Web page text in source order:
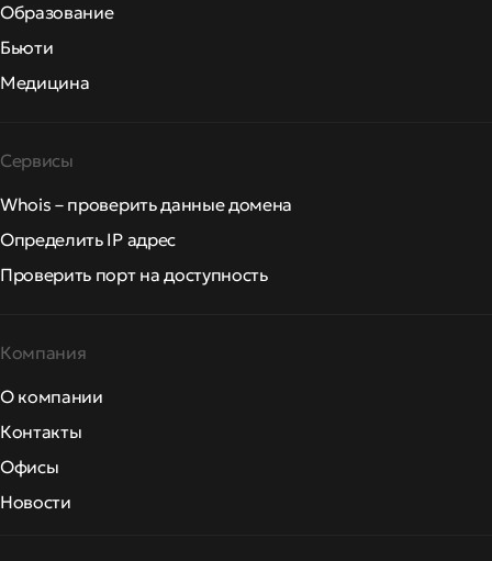
Образование
Бьюти
Медицина
Сервисы
Whois – проверить данные домена
Определить IP адрес
Проверить порт на доступность
Компания
О компании
Контакты
Офисы
Новости